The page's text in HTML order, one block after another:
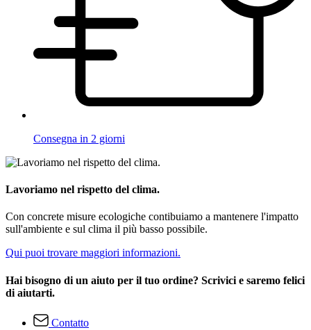
Consegna in 2 giorni
Lavoriamo nel rispetto del clima.
Con concrete misure ecologiche contibuiamo a mantenere l'impatto
sull'ambiente e sul clima il più basso possibile.
Qui puoi trovare maggiori informazioni.
Hai bisogno di un aiuto per il tuo ordine? Scrivici e saremo felici
di aiutarti.
Contatto